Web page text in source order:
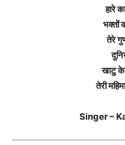
हारे
भक्तों
तेरे
खाटु के
तेरी
Singer –